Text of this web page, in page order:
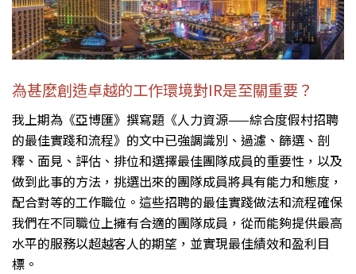
為甚麼創造卓越的工作環境對IR是至關重要？
我上期為《亞博匯》撰寫題《人力資源——綜合度假村招聘
的最佳實踐和流程》的文中已強調識別、過濾、篩選、剖
釋、面見、評估、排位和選擇最佳團隊成員的重要性，以及
做到此事的方法，挑選出來的團隊成員將具有能力和態度，
配合對等的工作職位。這些招聘的最佳實踐做法和流程確保
我們在不同職位上擁有合適的團隊成員，從而能夠提供最高
水平的服務以超越客人的期望，並實現最佳績效和盈利目
標。